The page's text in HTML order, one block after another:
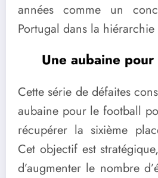
années comme un
Portugal dans la
Une aubaine
Cette série de défaites
aubaine pour le football
récupérer la sixième
Cet objectif est
d’augmenter le nombre